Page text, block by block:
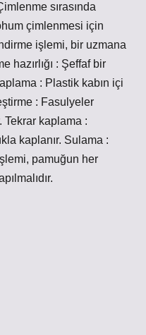
sırasında
çimlenmesi için
işlemi, bir uzmana
hazırlığı : Şeffaf bir
: Plastik kabın içi
: Fasulyeler
Tekrar kaplama :
kaplanır. Sulama :
pamuğun her